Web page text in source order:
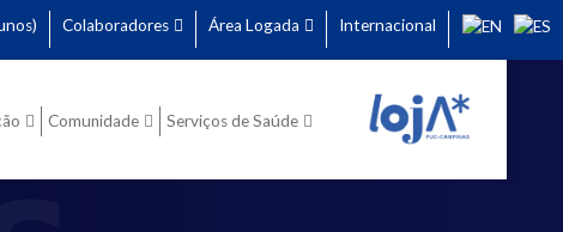
Colaboradores Área Logada Internacional
Comunidade Serviços de Saúde